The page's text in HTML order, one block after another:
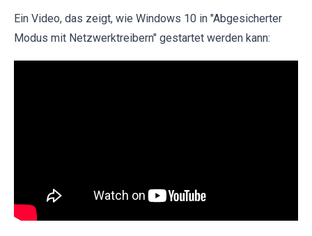
Ein Video, das zeigt, wie Windows 10 in "Abgesicherter
Modus mit Netzwerktreibern" gestartet werden kann: